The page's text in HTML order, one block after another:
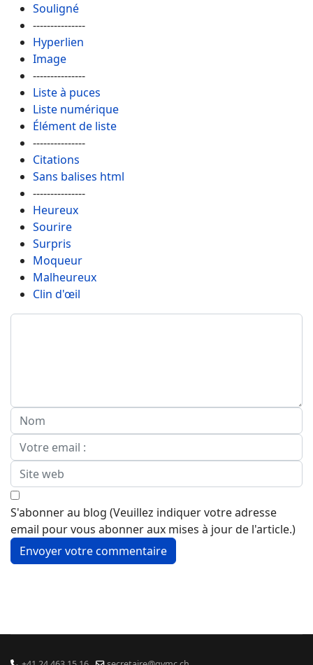
Souligné
---------------
Hyperlien
Image
---------------
Liste à puces
Liste numérique
Élément de liste
---------------
Citations
Sans balises html
---------------
Heureux
Sourire
Surpris
Moqueur
Malheureux
Clin d'œil
S'abonner au blog (Veuillez indiquer votre adresse
email pour vous abonner aux mises à jour de l'article.)
Envoyer votre commentaire